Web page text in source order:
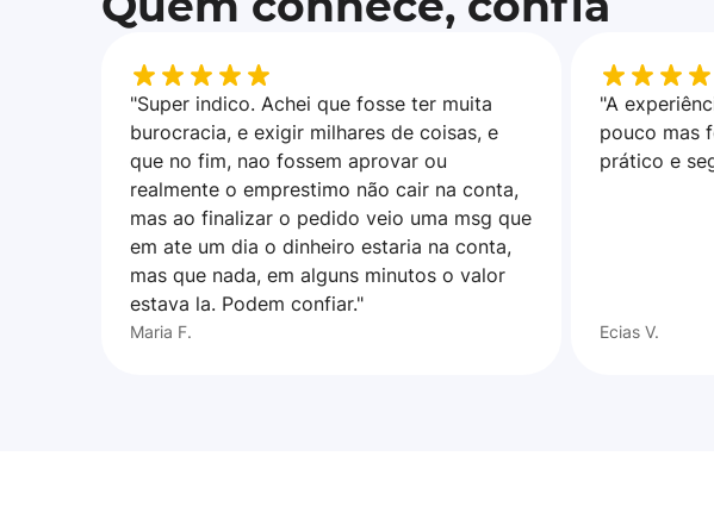
"Super indico. Achei que fosse ter muita
burocracia, e exigir milhares de coisas, e
que no fim, nao fossem aprovar ou
realmente o emprestimo não cair na conta,
mas ao finalizar o pedido veio uma msg que
em ate um dia o dinheiro estaria na conta,
mas que nada, em alguns minutos o valor
estava la. Podem confiar."
Maria F.
"A
pouco mas
prático e
Ecias V.